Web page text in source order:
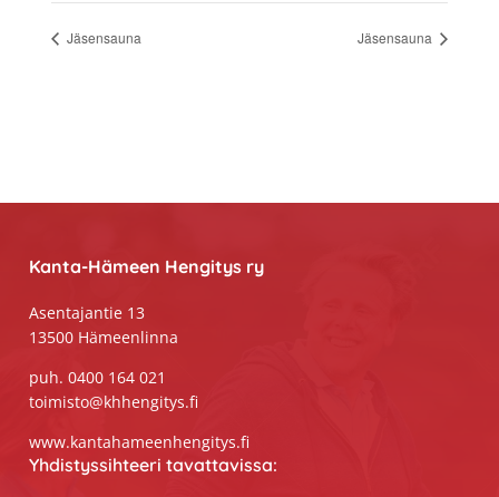
Jäsensauna Jäsensauna
Kanta-Hämeen Hengitys ry
Asentajantie 13
13500 Hämeenlinna
puh. 0400 164 021
toimisto@khhengitys.fi
www.kantahameenhengitys.fi
Yhdistyssihteeri tavattavissa: